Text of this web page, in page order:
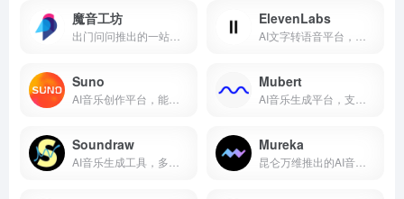
魔音工坊
出门问问推出的一站式AI音频创作平台
ElevenLabs
AI文字转语音平台，能生成自然、逼真的语音
Suno
AI音乐创作平台，能生成广播级品质音乐
Mubert
AI音乐生成平台，支持多种生成模式
Soundraw
AI音乐生成工具，多样化风格支持
Mureka
昆仑万维推出的AI音乐商用创作平台